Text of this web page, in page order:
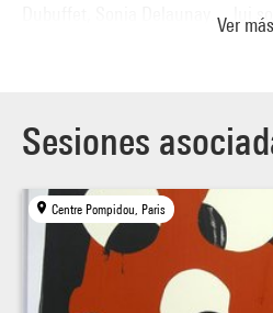
Dubuffet, Sonia Delaunay… lui
modération.
--> Retrouvez les séances des
parmi les séances
des ateliers pour les 3-5 ans en
Ver más
Sesiones
Centre Pompidou, Paris